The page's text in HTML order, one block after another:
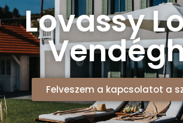
Lovassy
Felveszem a kapcsolatot a